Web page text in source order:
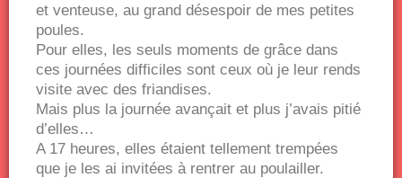
et venteuse, au grand désespoir de mes petites
poules.
Pour elles, les seuls moments de grâce dans
ces journées difficiles sont ceux où je leur rends
visite avec des friandises.
Mais plus la journée avançait et plus j’avais pitié
d’elles…
A 17 heures, elles étaient tellement trempées
que je les ai invitées à rentrer au poulailler.